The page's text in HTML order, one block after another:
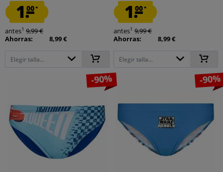
1.00*
antes1 9,99 €
Ahorras:
8,99 €
Elegir talla...
1.00*
antes1 9,99 €
Ahorras:
8,99 €
Elegir talla...
-90% -90%